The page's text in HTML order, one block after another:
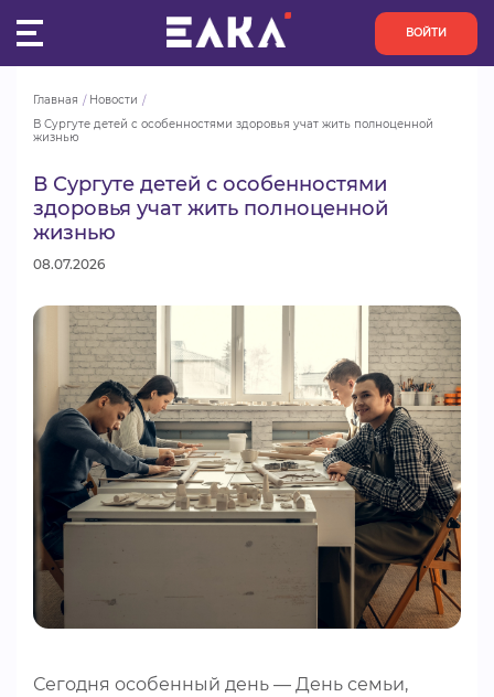
ВОЙТИ
ПУЛЬС
КОНКУРСЫ
ОРГАНИЗАЦИИ
ПРОЕКТЫ
АНАЛИТИКА
БАЗА ЗНАНИЙ
ВИДЕОКУРСЫ
Главная
Новости
В Сургуте детей с особенностями здоровья учат жить полноценной
жизнью
В Сургуте детей с особенностями
здоровья учат жить полноценной
жизнью
08.07.2026
Сегодня особенный день — День семьи,